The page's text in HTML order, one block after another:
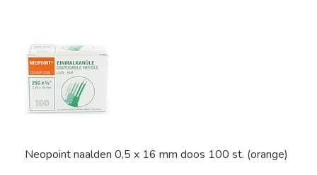
Neopoint naalden 0,5 x 16 mm doos 100 st. (orange)